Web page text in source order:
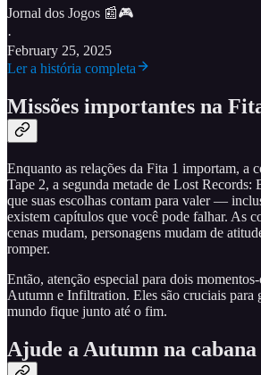
Jornal dos Jogos 📰🎮
·
February 25, 2025
Ler a história completa
Missões importantes na
Enquanto as relações da Fita 1 importam, a
Tape 2, a segunda metade de Lost
que suas escolhas contam para valer —
existem capítulos que você pode falhar. As
cenas mudam, personagens mudam de
romper.
Então, atenção especial para dois
Autumn e Infiltration. Eles são cruciais para
mundo fique junto até o fim.
Ajude a Autumn na cabana